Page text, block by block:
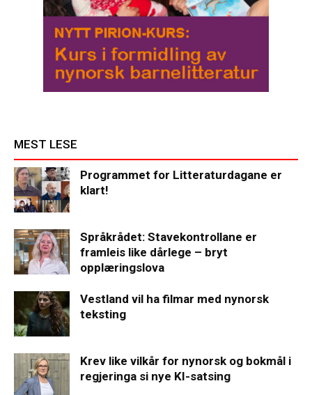
MEST LESE
Programmet for Litteraturdagane er
klart!
Språkrådet: Stavekontrollane er
framleis like dårlege – bryt
opplæringslova
Vestland vil ha filmar med nynorsk
teksting
Krev like vilkår for nynorsk og bokmål i
regjeringa si nye KI-satsing